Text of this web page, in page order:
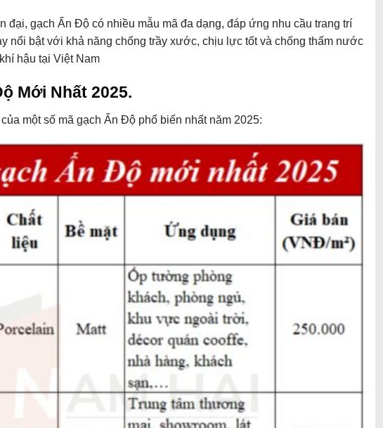
đại, gạch Ấn Độ có nhiều mẫu mã đa dạng, đáp ứng nhu cầu trang trí
nổi bật với khả năng chống trầy xước, chịu lực tốt và chống thấm nước
hậu tại Việt Nam
Mới Nhất 2025.
một số mã gạch Ấn Độ phổ biến nhất năm 2025: